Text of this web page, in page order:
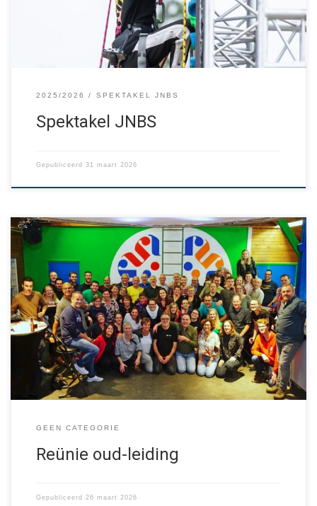
kijken terug op heel veel […]
2025/2026 SPEKTAKEL JNBS
Spektakel JNBS
Gepubliceerd 31 maart 2026
Op zaterdag 18 april organiseert Jong Nederland Budel-Schoot
weer een reünie voor alle huidige- en oud-leiding. In november
2018 organiseerden we voor het eerst een reünie. Iedereen die er
toen bij was, zal kunnen beamen dat het een bijzondere en
gezellige avond was! In 2026 bestaat Jong Nederland Budel-
Schoot 80 […]
GEEN CATEGORIE
Reünie oud-leiding
Gepubliceerd 26 maart 2026